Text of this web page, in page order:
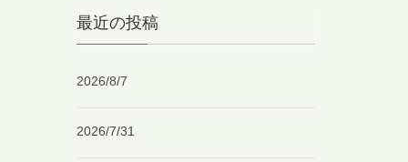
最近の投稿
2026/8/7
2026/7/31